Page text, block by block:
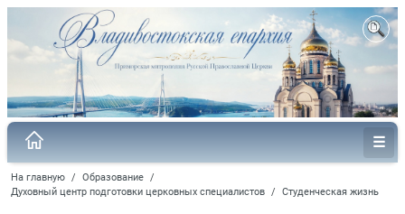
На главную / Образование /
Духовный центр подготовки церковных специалистов / Студенческая жизнь